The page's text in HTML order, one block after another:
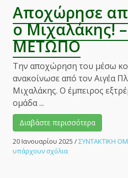
ο
Αιγέας,
όμως
αξίζει
το
χειροκρότημα!
–
ΑΘΛΗΤΙΚΟ
ΜΕΤΩΠΟ
Αποχώρησε
ο Μιχαλάκης!
ΜΕΤΩΠΟ
Την αποχώρηση του μέσω
ανακοίνωσε από τον Αιγέα
Μιχαλάκης. Ο έμπειρος
ομάδα ...
Διαβάστε περισσότερα
20 Ιανουαρίου 2025 /ΣΥΝΤΑΚΤΙΚΗ
υπάρχουν σχόλιαστο